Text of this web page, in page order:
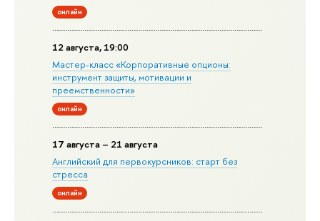
онлайн
12 августа, 19:00
Мастер-класс «Корпоративные опционы:
инструмент защиты, мотивации и
преемственности»
онлайн
17 августа – 21 августа
Английский для первокурсников: старт без
стресса
онлайн